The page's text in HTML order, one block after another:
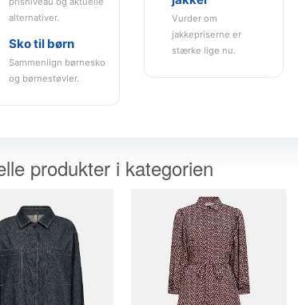
alternativer.
Sko til børn
Sammenlign børnesko
og børnestøvler.
Vurder om
jakkepriserne er
stærke lige nu.
produkter i kategorien